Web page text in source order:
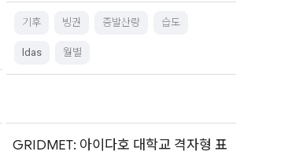
기후 빙권 증발산량 습도
ldas 월별
GRIDMET: 아이다호 대학교 격자형 표